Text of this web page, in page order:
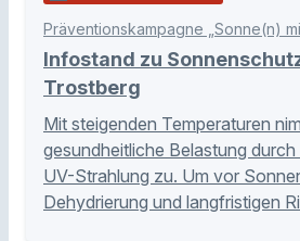
Präventionskampagne „Sonne(n)
Infostand zu
Trostberg
Mit steigenden Temperaturen
gesundheitliche Belastung
UV-Strahlung zu. Um vor
Dehydrierung und langfristigen